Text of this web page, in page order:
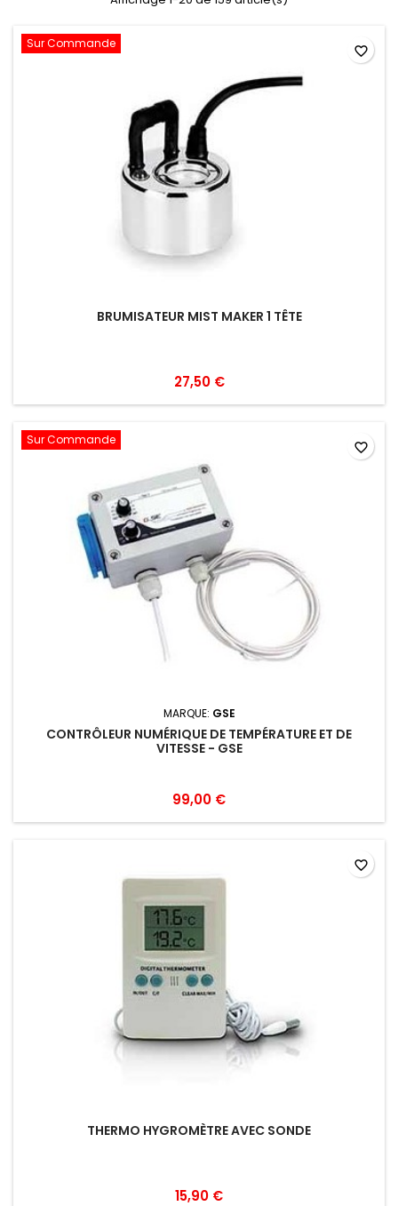
Sur Commande
BRUMISATEUR MIST MAKER 1 TÊTE
27,50 €
favorite_border
Sur Commande
MARQUE: GSE
CONTRÔLEUR NUMÉRIQUE DE TEMPÉRATURE ET DE
VITESSE - GSE
99,00 €
favorite_border
THERMO HYGROMÈTRE AVEC SONDE
15,90 €
favorite_border